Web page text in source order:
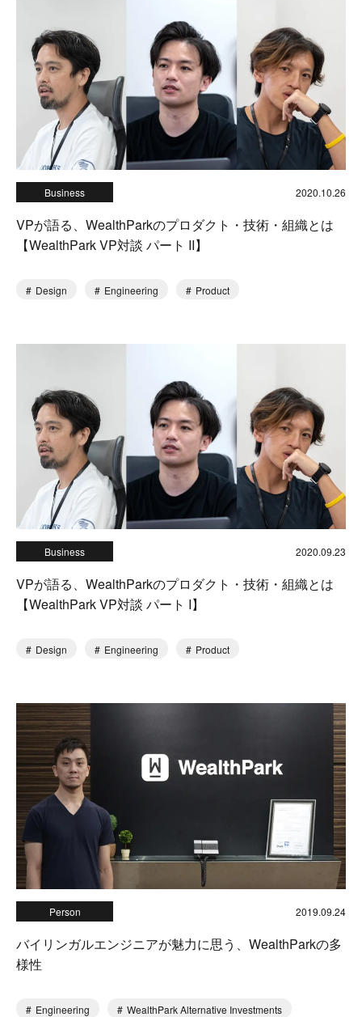
Business 2020.10.26
VPが語る、WealthParkのプロダクト・技術・組織とは
【WealthPark VP対談 パート II】
Design Engineering Product
Business 2020.09.23
VPが語る、WealthParkのプロダクト・技術・組織とは
【WealthPark VP対談 パート I】
Design Engineering Product
Person 2019.09.24
バイリンガルエンジニアが魅力に思う、WealthParkの多
様性
Engineering WealthPark Alternative Investments